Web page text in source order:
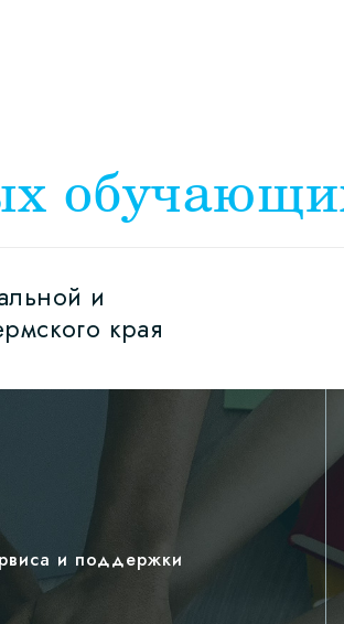
и
края
и поддержки